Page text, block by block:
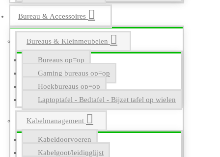
Bureau & Accessoires
Bureaus & Kleinmeubelen
Bureaus op=op
Gaming bureaus op=op
Hoekbureaus op=op
Laptoptafel - Bedtafel - Bijzet tafel op wielen
Kabelmanagement
Kabeldoorvoeren
Kabelgoot/leidinglijst